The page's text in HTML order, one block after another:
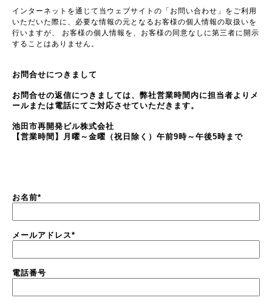
インターネットを通じて当ウェブサイトの「お問い合わせ」をご利用
いただいた際に、必要な情報の元となるお客様の個人情報の取扱いを
行いますが、 お客様の個人情報を、お客様の同意なしに第三者に開示
することはありません。
お問合せにつきまして
お問合せの返信につきましては、弊社営業時間内に担当者よりメ
ールまたは電話にてご対応させていただきます。
池田市再開発ビル株式会社
【営業時間】月曜～金曜（祝日除く）午前9時～午後5時まで
お名前*
メールアドレス*
電話番号